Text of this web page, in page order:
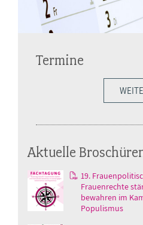
Termine
Aktuelle
19.
Frauenrechte
bewahren im
Populismus